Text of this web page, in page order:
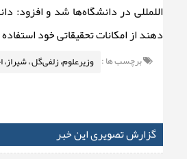
اللمللی در دانشگاه‌ها شد و افزود:
دهند از امکانات تحقیقاتی خود
برچسب ها : وزیرعلوم، زلفی‌گل ، شیراز،
گزارش تصویری این خبر